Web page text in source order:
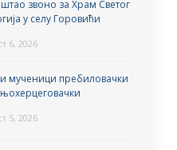
звоно за Храм Светог
у селу Горовићи
6, 2026
мученици пребиловачки
5, 2026